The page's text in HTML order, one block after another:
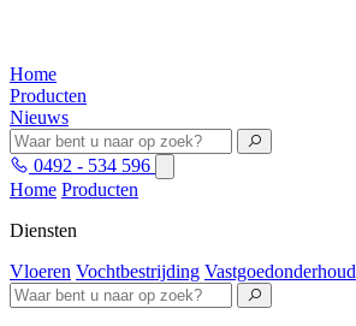
Home
Producten
Nieuws
0492 - 534 596
Home Producten
Diensten
Vloeren Vochtbestrijding Vastgoedonderhoud